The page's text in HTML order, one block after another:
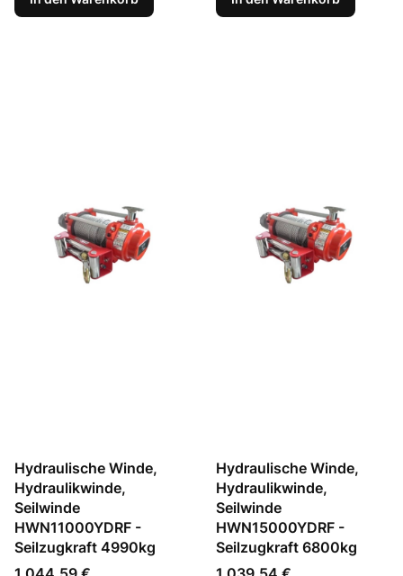
Hydraulische Winde,
Hydraulikwinde,
Seilwinde
HWN11000YDRF -
Seilzugkraft 4990kg
Preis
Hydraulische Winde,
Hydraulikwinde,
Seilwinde
HWN15000YDRF -
Seilzugkraft 6800kg
Preis